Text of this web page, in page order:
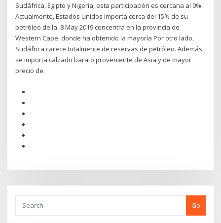
Sudáfrica, Egipto y Nigeria, esta participación es cercana al 0%.
Actualmente, Estados Unidos importa cerca del 15% de su
petróleo de la 8 May 2019 concentra en la provincia de
Western Cape, donde ha obtenido la mayoría Por otro lado,
Sudáfrica carece totalmente de reservas de petróleo. Además
se importa calzado barato proveniente de Asia y de mayor
precio de.
Go